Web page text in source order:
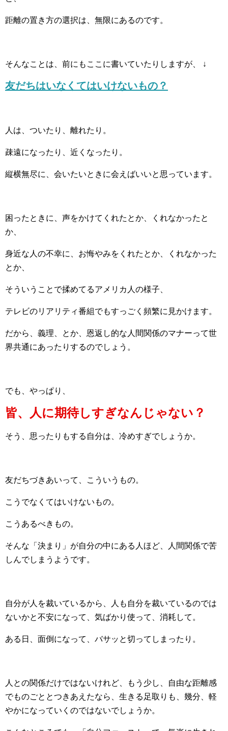
距離の置き方の選択は、無限にあるのです。
そんなことは、前にもここに書いていたりしますが、 ↓
友だちはいなくてはいけないもの？
人は、ついたり、離れたり。
疎遠になったり、近くなったり。
縦横無尽に、会いたいときに会えばいいと思っています。
困ったときに、声をかけてくれたとか、くれなかったと
か、
身近な人の不幸に、お悔やみをくれたとか、くれなかった
とか、
そういうことで揉めてるアメリカ人の様子、
テレビのリアリティ番組でもすっごく頻繁に見かけます。
だから、義理、とか、恩返し的な人間関係のマナーって世
界共通にあったりするのでしょう。
でも、やっぱり、
皆、人に期待しすぎなんじゃない？
そう、思ったりもする自分は、冷めすぎでしょうか。
友だちづきあいって、こういうもの。
こうでなくてはいけないもの。
こうあるべきもの。
そんな「決まり」が自分の中にある人ほど、人間関係で苦
しんでしまうようです。
自分が人を裁いているから、人も自分を裁いているのでは
ないかと不安になって、気ばかり使って、消耗して。
ある日、面倒になって、バサッと切ってしまったり。
人との関係だけではないけれど、もう少し、自由な距離感
でものごととつきあえたなら、生きる足取りも、幾分、軽
やかになっていくのではないでしょうか。